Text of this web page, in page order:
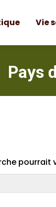
Vie
Pays
pourrait